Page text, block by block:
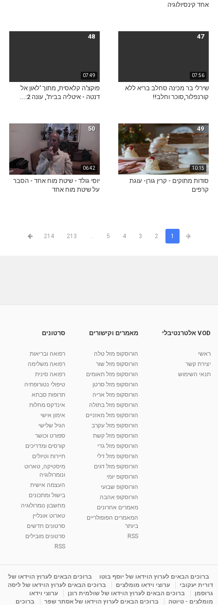
אחד קינסיולוגיה
07:56
47
שירלי בר מכינה סחלב בריא ללא
קורנפלור,סוכר וחלב!!
07:49
48
פוקצ'ה קלאסית, מתוך 'לאון אל
דנטה - איטליה בבית', עונה 2:...
10:15
49
סודות מתוקים - קרין גורן- עוגת
קרפים
06:42
50
יוסי גולד - שיטת מוח אחד - הסבר
על שיטת מוח אחד
1
2
3
4
5
213
214
VOD אלטרנטיבלי
ראשי
יצירת קשר
תנאי השימוש
מאמרים וקישורים
הורוסקופ מזל טלה
הורוסקופ מזל שור
הורוסקופ מזל תאומים
הורוסקופ מזל סרטן
הורוסקופ מזל אריה
הורוסקופ מזל בתולה
הורוסקופ מזל מאזניים
הורוסקופ מזל עקרב
הורוסקופ מזל קשת
הורוסקופ מזל גדי
הורוסקופ מזל דלי
הורוסקופ מזל דגים
הורוסקופ יומי
הורוסקופ שבועי
הורוסקופ אהבה
מאמרים אחרונים
המאמרים הפופולריים
ביותר
RSS
סרטונים
רפואה ובריאות
רפואה משלימה
רפואה סינית
טיפולי נטורופתיה
תרופות סבתא
אינדקס מחלות
אימון אישי
הגיל שלישי
ספורט וכושר
קורסים ומדריכים
תיירות וטיולים
מיסטיקה, טארוט
ונומרולוגיה
העצמה אישית
בישול ומתכונים
מחשבון נומרולוגיה
טארוט אונליין
סרטונים חדשים
סרטונים מובילים
RSS
ברוכים הבאים לערוץ הוידאו של יוסף בוטו
ברוכים הבאים לערוץ הוידאו של
דורית יעקובי
ערוצי וידאו מומלצים
ברוכים הבאים לערוץ הוידאו של ליסה
גרוסמן
ברוכים הבאים לערוץ הוידאו של שולמית רונן
ערוצי וידאו
מומלצים - טיוטה
ברוכים הבאים לערוץ הוידאו של אסתר שפר ברוכים